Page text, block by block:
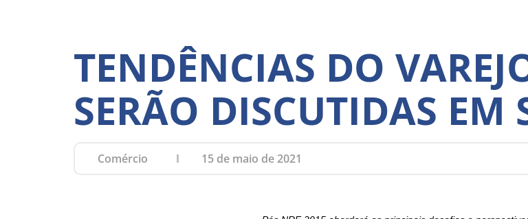
TENDÊNCIAS DO
SERÃO DISCUTIDAS EM
Comércio 15 de maio de 2021